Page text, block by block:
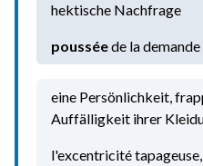
hektische Nachfrage
pousséede la demande
eine Persönlichkeit,
Auffälligkeit ihrer
l'excentricité